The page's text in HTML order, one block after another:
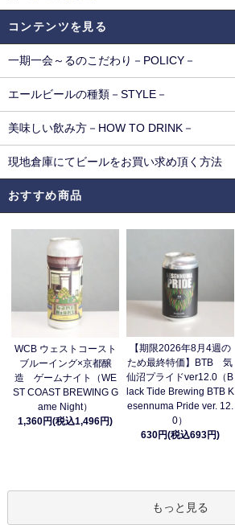
コンテンツを見る
一期一会～るのこだわり－POLICY－
エールビールの種類－STYLE－
美味しい飲み方－HOW TO DRINK－
現地倉庫にてビールをお買い求め頂く方法
おすすめ商品
WCB ウェストコースト
ブルーイング×京都醸
造 ゲームナイト（WE
ST COAST BREWING G
ame Night）
1,360円(税込1,496円)
【期限2026年8月4週の
ため最終特価】BTB 気
仙沼プライドver12.0（B
lack Tide Brewing BTB K
esennuma Pride ver. 12.
0）
630円(税込693円)
もっと見る